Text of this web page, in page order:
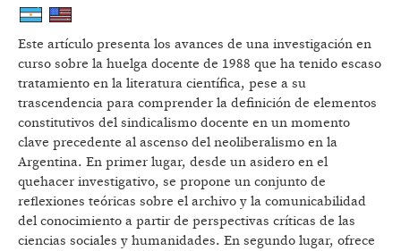
Este artículo presenta los avances de una investigación en
curso sobre la huelga docente de 1988 que ha tenido escaso
tratamiento en la literatura científica, pese a su
trascendencia para comprender la definición de elementos
constitutivos del sindicalismo docente en un momento
clave precedente al ascenso del neoliberalismo en la
Argentina. En primer lugar, desde un asidero en el
quehacer investigativo, se propone un conjunto de
reflexiones teóricas sobre el archivo y la comunicabilidad
del conocimiento a partir de perspectivas críticas de las
ciencias sociales y humanidades. En segundo lugar, ofrece